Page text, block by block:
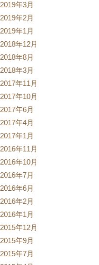
2019年3月
2019年2月
2019年1月
2018年12月
2018年8月
2018年3月
2017年11月
2017年10月
2017年6月
2017年4月
2017年1月
2016年11月
2016年10月
2016年7月
2016年6月
2016年2月
2016年1月
2015年12月
2015年9月
2015年7月